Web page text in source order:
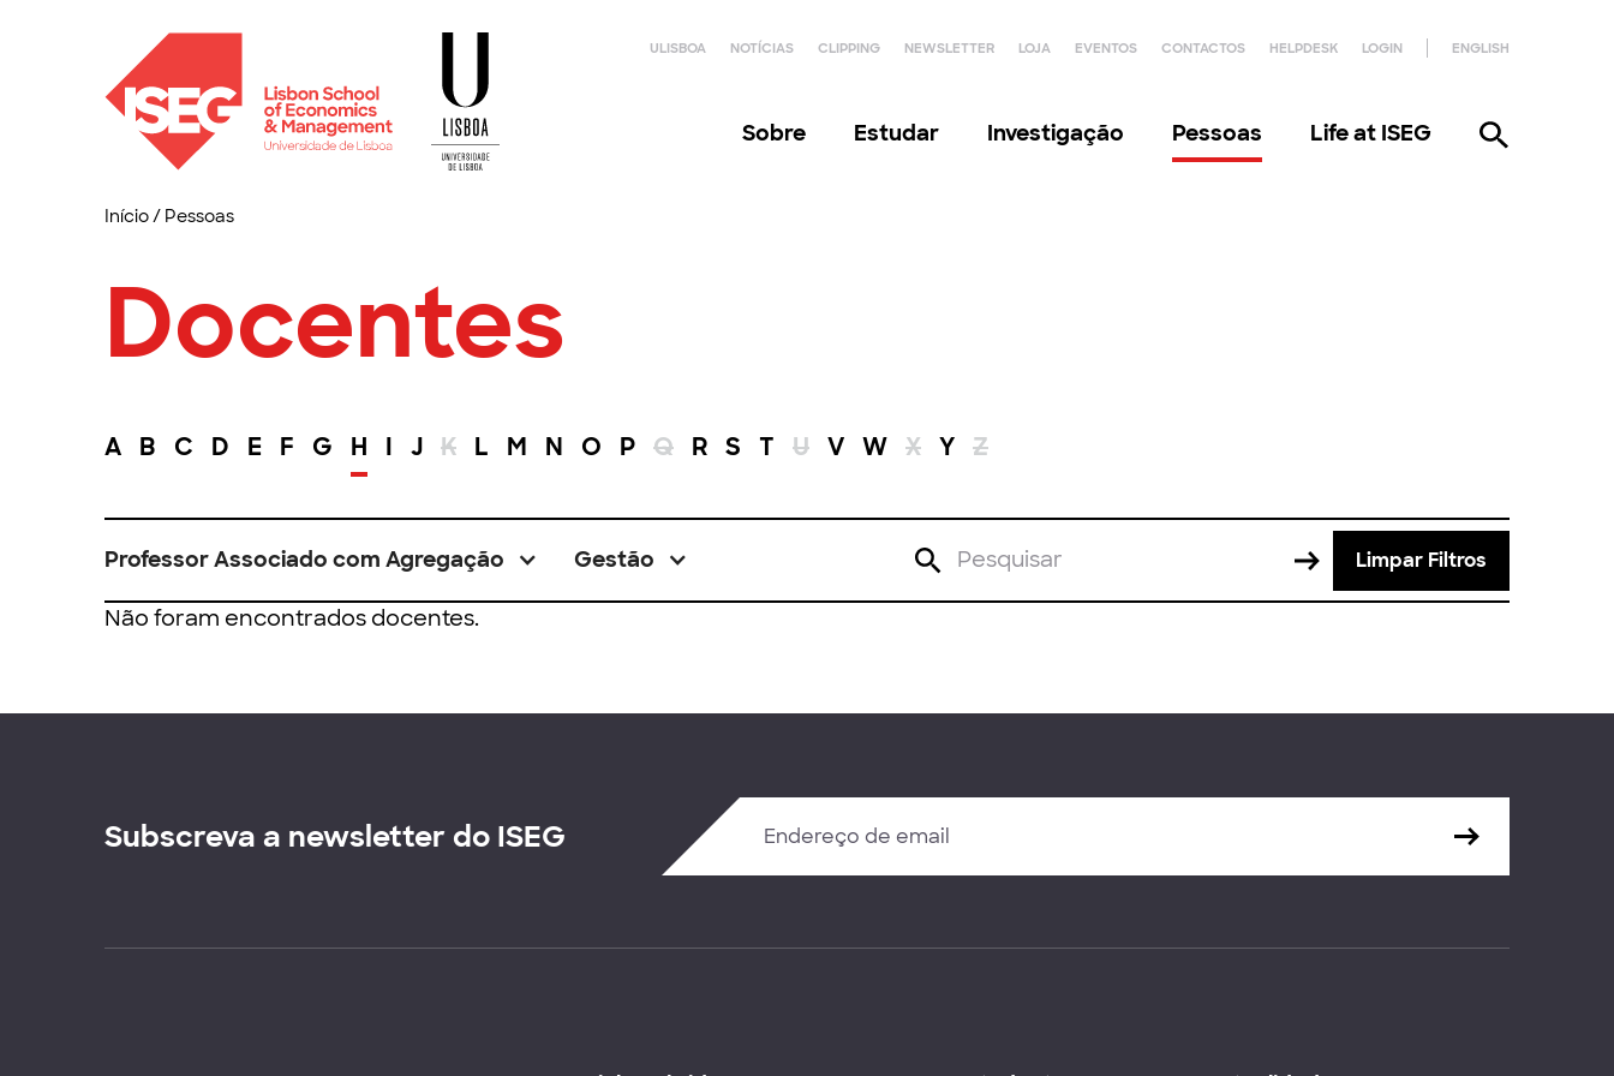
ULISBOA NOTÍCIAS CLIPPING NEWSLETTER LOJA EVENTOS CONTACTOS HELPDESK LOGIN ENGLISH
Sobre Estudar Investigação Pessoas Life at ISEG
Início/ Pessoas
Docentes
A B C D E F G H I J K L M N O P Q R S T U V W X Y Z
Professor Associado com Agregação Gestão Limpar Filtros
Não foram encontrados docentes.
Subscreva a newsletter do ISEG